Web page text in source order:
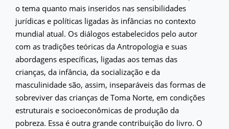
o tema quanto mais inseridos nas sensibilidades
jurídicas e políticas ligadas às infâncias no contexto
mundial atual. Os diálogos estabelecidos pelo autor
com as tradições teóricas da Antropologia e suas
abordagens específicas, ligadas aos temas das
crianças, da infância, da socialização e da
masculinidade são, assim, inseparáveis das formas de
sobreviver das crianças de Toma Norte, em condições
estruturais e socioeconômicas de produção da
pobreza. Essa é outra grande contribuição do livro. O